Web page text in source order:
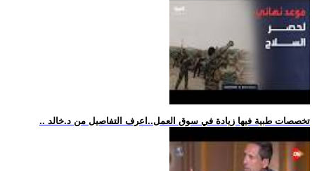
.. تخصصات طبية فيها زيادة في سوق العمل..اعرف التفاصيل من د.خالد